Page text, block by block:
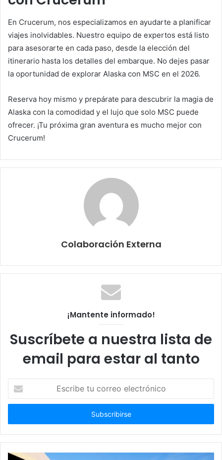
En Crucerum, nos especializamos en ayudarte a planificar
viajes inolvidables. Nuestro equipo de expertos está listo
para asesorarte en cada paso, desde la elección del
itinerario hasta los detalles del embarque. No dejes pasar
la oportunidad de explorar Alaska con MSC en el 2026.
Reserva hoy mismo y prepárate para descubrir la magia de
Alaska con la comodidad y el lujo que solo MSC puede
ofrecer. ¡Tu próxima gran aventura es mucho mejor con
Crucerum!
Colaboración Externa
¡Mantente informado!
Suscríbete a nuestra lista de
email para estar al tanto
correo